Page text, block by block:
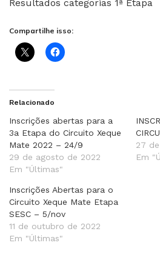
Resultados categorias 1ª Etapa
Compartilhe isso:
Relacionado
Inscrições abertas para a
3a Etapa do Circuito Xeque
Mate 2022 – 24/9
29 de agosto de 2022
Em "Últimas"
27
Em
Inscrições Abertas para o
Circuito Xeque Mate Etapa
SESC – 5/nov
11 de outubro de 2022
Em "Últimas"